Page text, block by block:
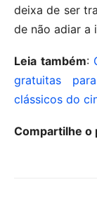
deixa de ser
de não adiar a
Leia também:
gratuitas
clássicos do
Compartilhe o